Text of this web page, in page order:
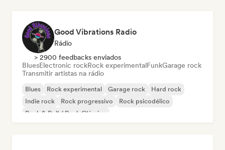
Good Vibrations Radio
Rádio
> 2900 feedbacks enviados
BluesElectronic rockRock experimentalFunkGarage rock
Transmitir artistas na rádio
Blues Rock experimental Garage rock
Hard rock
Indie rock
Rock progressivo
Rock psicodélico
Rock & Roll / Rock Clássico